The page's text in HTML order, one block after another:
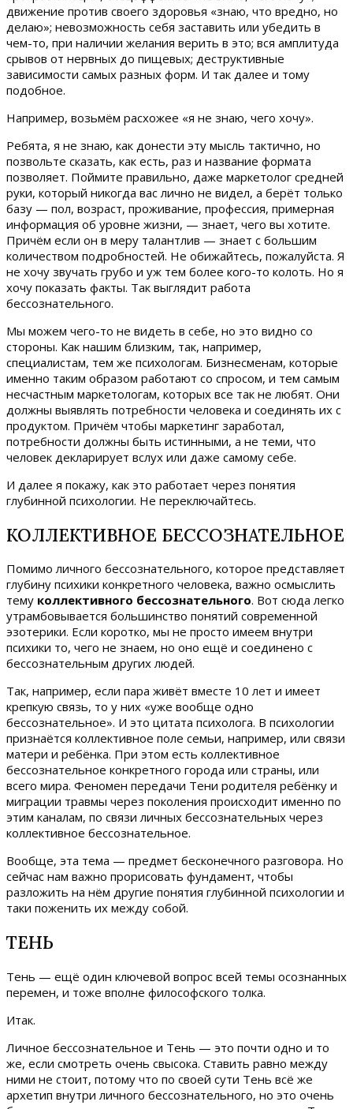
движение против своего здоровья «знаю, что вредно, но
делаю»; невозможность себя заставить или убедить в
чем-то, при наличии желания верить в это; вся амплитуда
срывов от нервных до пищевых; деструктивные
зависимости самых разных форм. И так далее и тому
подобное.
Например, возьмём расхожее «я не знаю, чего хочу».
Ребята, я не знаю, как донести эту мысль тактично, но
позвольте сказать, как есть, раз и название формата
позволяет. Поймите правильно, даже маркетолог средней
руки, который никогда вас лично не видел, а берёт только
базу — пол, возраст, проживание, профессия, примерная
информация об уровне жизни, — знает, чего вы хотите.
Причём если он в меру талантлив — знает с большим
количеством подробностей. Не обижайтесь, пожалуйста. Я
не хочу звучать грубо и уж тем более кого-то колоть. Но я
хочу показать факты. Так выглядит работа
бессознательного.
Мы можем чего-то не видеть в себе, но это видно со
стороны. Как нашим близким, так, например,
специалистам, тем же психологам. Бизнесменам, которые
именно таким образом работают со спросом, и тем самым
несчастным маркетологам, которых все так не любят. Они
должны выявлять потребности человека и соединять их с
продуктом. Причём чтобы маркетинг заработал,
потребности должны быть истинными, а не теми, что
человек декларирует вслух или даже самому себе.
И далее я покажу, как это работает через понятия
глубинной психологии. Не переключайтесь.
КОЛЛЕКТИВНОЕ БЕССОЗНАТЕЛЬНОЕ
Помимо личного бессознательного, которое представляет
глубину психики конкретного человека, важно осмыслить
тему коллективного бессознательного. Вот сюда легко
утрамбовывается большинство понятий современной
эзотерики. Если коротко, мы не просто имеем внутри
психики то, чего не знаем, но оно ещё и соединено с
бессознательным других людей.
Так, например, если пара живёт вместе 10 лет и имеет
крепкую связь, то у них «уже вообще одно
бессознательное». И это цитата психолога. В психологии
признаётся коллективное поле семьи, например, или связи
матери и ребёнка. При этом есть коллективное
бессознательное конкретного города или страны, или
всего мира. Феномен передачи Тени родителя ребёнку и
миграции травмы через поколения происходит именно по
этим каналам, по связи личных бессознательных через
коллективное бессознательное.
Вообще, эта тема — предмет бесконечного разговора. Но
сейчас нам важно прорисовать фундамент, чтобы
разложить на нём другие понятия глубинной психологии и
таки поженить их между собой.
ТЕНЬ
Тень — ещё один ключевой вопрос всей темы осознанных
перемен, и тоже вполне философского толка.
Итак.
Личное бессознательное и Тень — это почти одно и то
же, если смотреть очень свысока. Ставить равно между
ними не стоит, потому что по своей сути Тень всё же
архетип внутри личного бессознательного, но это очень